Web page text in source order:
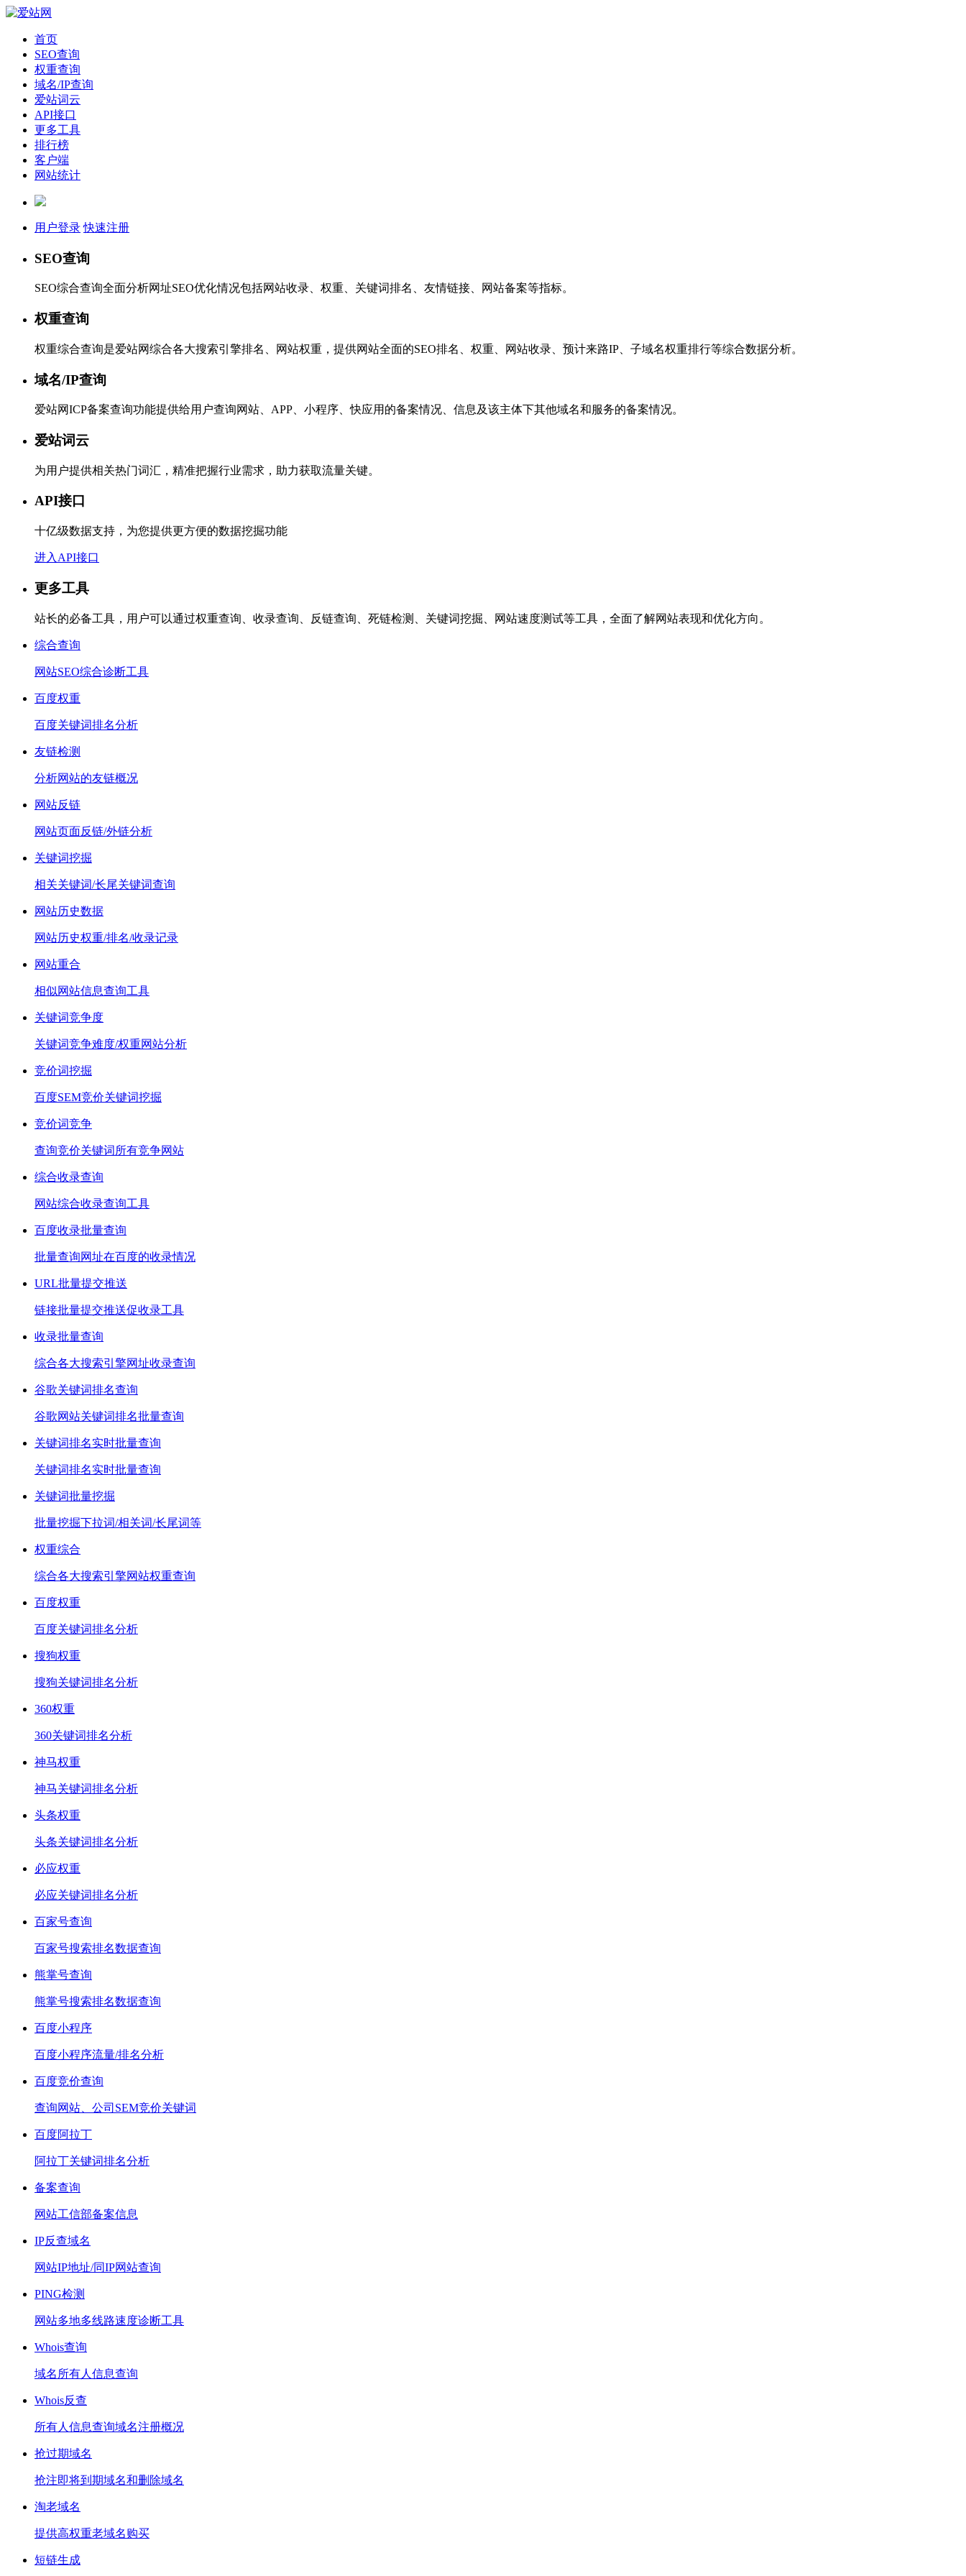
首页
SEO查询
权重查询
域名/IP查询
爱站词云
API接口
更多工具
排行榜
客户端
网站统计
用户登录 快速注册
SEO查询
SEO综合查询全面分析网址SEO优化情况包括网站收录、权重、关键词排名、友情链接、网站备案等指标。
权重查询
权重综合查询是爱站网综合各大搜索引擎排名、网站权重，提供网站全面的SEO排名、权重、网站收录、预计来路IP、子域名权重排行等综合数据分析。
域名/IP查询
爱站网ICP备案查询功能提供给用户查询网站、APP、小程序、快应用的备案情况、信息及该主体下其他域名和服务的备案情况。
爱站词云
为用户提供相关热门词汇，精准把握行业需求，助力获取流量关键。
API接口
十亿级数据支持，为您提供更方便的数据挖掘功能
进入API接口
更多工具
站长的必备工具，用户可以通过权重查询、收录查询、反链查询、死链检测、关键词挖掘、网站速度测试等工具，全面了解网站表现和优化方向。
综合查询
网站SEO综合诊断工具
百度权重
百度关键词排名分析
友链检测
分析网站的友链概况
网站反链
网站页面反链/外链分析
关键词挖掘
相关关键词/长尾关键词查询
网站历史数据
网站历史权重/排名/收录记录
网站重合
相似网站信息查询工具
关键词竞争度
关键词竞争难度/权重网站分析
竞价词挖掘
百度SEM竞价关键词挖掘
竞价词竞争
查询竞价关键词所有竞争网站
综合收录查询
网站综合收录查询工具
百度收录批量查询
批量查询网址在百度的收录情况
URL批量提交推送
链接批量提交推送促收录工具
收录批量查询
综合各大搜索引擎网址收录查询
谷歌关键词排名查询
谷歌网站关键词排名批量查询
关键词排名实时批量查询
关键词排名实时批量查询
关键词批量挖掘
批量挖掘下拉词/相关词/长尾词等
权重综合
综合各大搜索引擎网站权重查询
百度权重
百度关键词排名分析
搜狗权重
搜狗关键词排名分析
360权重
360关键词排名分析
神马权重
神马关键词排名分析
头条权重
头条关键词排名分析
必应权重
必应关键词排名分析
百家号查询
百家号搜索排名数据查询
熊掌号查询
熊掌号搜索排名数据查询
百度小程序
百度小程序流量/排名分析
百度竞价查询
查询网站、公司SEM竞价关键词
百度阿拉丁
阿拉丁关键词排名分析
备案查询
网站工信部备案信息
IP反查域名
网站IP地址/同IP网站查询
PING检测
网站多地多线路速度诊断工具
Whois查询
域名所有人信息查询
Whois反查
所有人信息查询域名注册概况
抢过期域名
抢注即将到期域名和删除域名
淘老域名
提供高权重老域名购买
短链生成